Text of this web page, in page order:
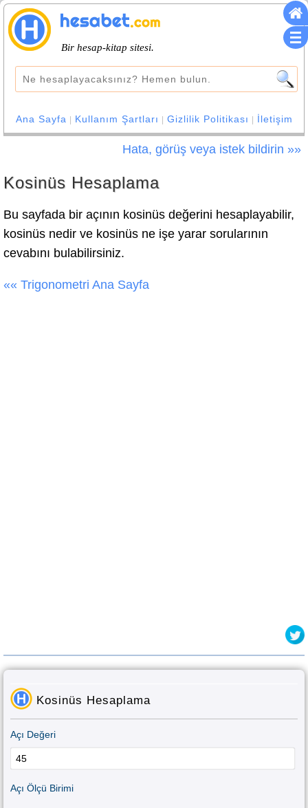
Bir hesap-kitap sitesi.
Ana Sayfa Kullanım Şartları |Gizlilik Politikası İletişim
Hata, görüş veya istek bildirin »»
Kosinüs Hesaplama
Bu sayfada bir açının kosinüs değerini hesaplayabilir,
kosinüs nedir ve kosinüs ne işe yarar sorularının
cevabını bulabilirsiniz.
«« Trigonometri Ana Sayfa
Kosinüs Hesaplama
Açı Değeri
Açı Ölçü Birimi